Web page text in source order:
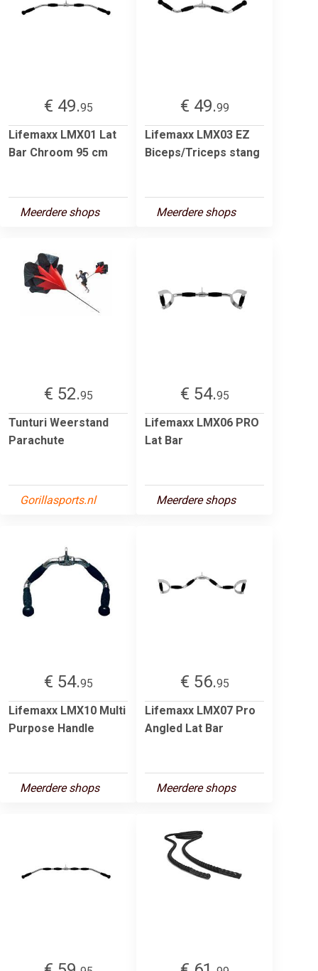
€ 49.95
Lifemaxx LMX01 Lat
Bar Chroom 95 cm
Meerdere shops
€ 49.99
Lifemaxx LMX03 EZ
Biceps/Triceps stang
Meerdere shops
€ 52.95
Tunturi Weerstand
Parachute
Gorillasports.nl
€ 54.95
Lifemaxx LMX06 PRO
Lat Bar
Meerdere shops
€ 54.95
Lifemaxx LMX10 Multi
Purpose Handle
Meerdere shops
€ 56.95
Lifemaxx LMX07 Pro
Angled Lat Bar
Meerdere shops